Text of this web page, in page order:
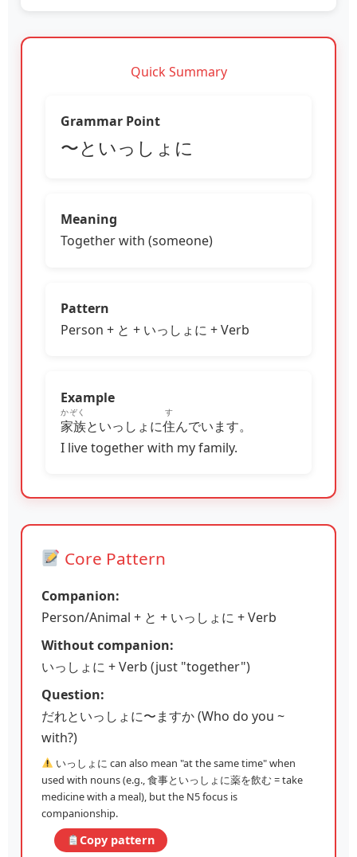
Quick Summary
Grammar Point
〜といっしょに
Meaning
Together with (someone)
Pattern
Person + と + いっしょに + Verb
Example
家族
かぞく
といっしょに住
す
んでいます。
I live together with my family.
Core Pattern
Companion:
Person/Animal + と + いっしょに + Verb
Without companion:
いっしょに + Verb (just "together")
Question:
だれといっしょに〜ますか (Who do you ~
with?)
いっしょに can also mean "at the same time" when
used with nouns (e.g., 食事といっしょに薬を飲む = take
medicine with a meal), but the N5 focus is
companionship.
Copy pattern